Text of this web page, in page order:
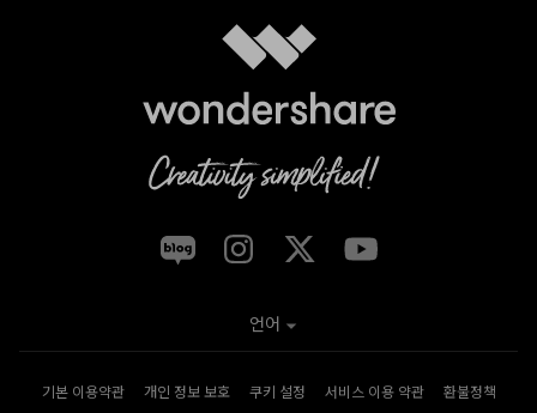
기본 이용약관 개인 정보 보호 쿠키 설정 서비스 이용 약관
환불정책
언어